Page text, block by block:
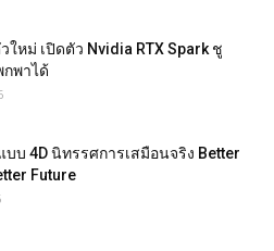
ใหม่ เปิดตัว Nvidia RTX Spark ชู
กพาได้
บบ 4D นิทรรศการเสมือนจริง Better
Future